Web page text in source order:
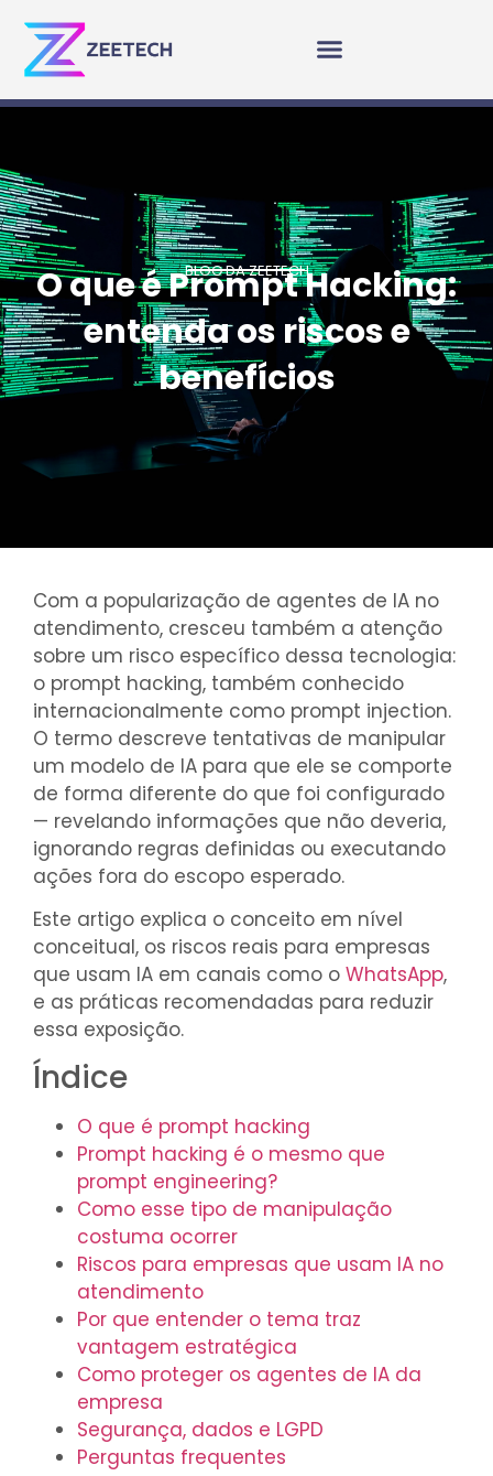
BLOG DA ZEETECH
O que é Prompt Hacking:
entenda os riscos e
benefícios
Com a popularização de agentes de IA no
atendimento, cresceu também a atenção
sobre um risco específico dessa tecnologia:
o prompt hacking, também conhecido
internacionalmente como prompt injection.
O termo descreve tentativas de manipular
um modelo de IA para que ele se comporte
de forma diferente do que foi configurado
— revelando informações que não deveria,
ignorando regras definidas ou executando
ações fora do escopo esperado.
Este artigo explica o conceito em nível
conceitual, os riscos reais para empresas
que usam IA em canais como o WhatsApp,
e as práticas recomendadas para reduzir
essa exposição.
Índice
O que é prompt hacking
Prompt hacking é o mesmo que
prompt engineering?
Como esse tipo de manipulação
costuma ocorrer
Riscos para empresas que usam IA no
atendimento
Por que entender o tema traz
vantagem estratégica
Como proteger os agentes de IA da
empresa
Segurança, dados e LGPD
Perguntas frequentes